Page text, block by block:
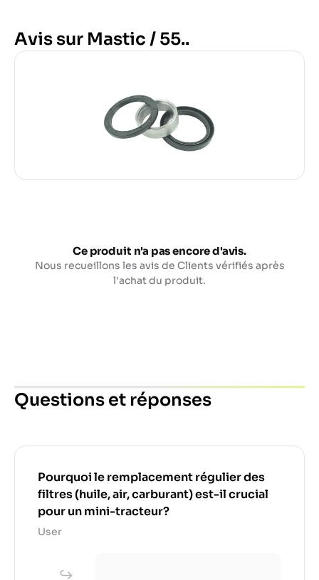
Avis sur Mastic / 55..
Ce produit n'a pas encore d'avis.
Nous recueillons les avis de Clients vérifiés après
l'achat du produit.
Questions et réponses
Pourquoi le remplacement régulier des
filtres (huile, air, carburant) est-il crucial
pour un mini-tracteur?
User